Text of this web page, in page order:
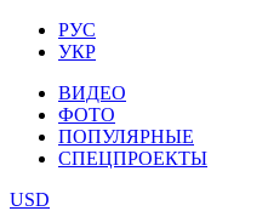
РУС
УКР
ВИДЕО
ФОТО
ПОПУЛЯРНЫЕ
СПЕЦПРОЕКТЫ
USD